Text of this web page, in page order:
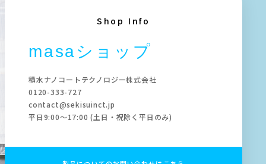
Shop Info
masaショップ
積水ナノコートテクノロジー株式会社
0120-333-727
contact@sekisuinct.jp
平日9:00～17:00 (土日・祝除く平日のみ)